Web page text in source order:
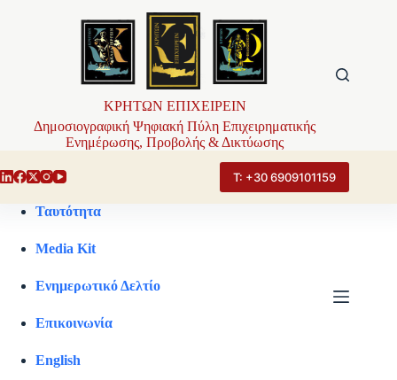
ΚΡΗΤΩΝ ΕΠΙΧΕΙΡΕΙΝ
Δημοσιογραφική Ψηφιακή Πύλη Επιχειρηματικής
Ενημέρωσης, Προβολής & Δικτύωσης
Τ: +30 6909101159
Ταυτότητα
Media Kit
Ενημερωτικό Δελτίο
Επικοινωνία
English